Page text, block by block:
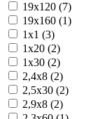
19x120 (7)
19x160 (1)
1x1 (3)
1x20 (2)
1x30 (2)
2,4x8 (2)
2,5x30 (2)
2,9x8 (2)